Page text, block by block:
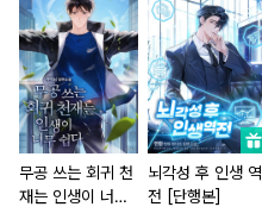
무공 쓰는 회귀 천
재는 인생이 너무
뇌각성 후 인생 역
전 [단행본]